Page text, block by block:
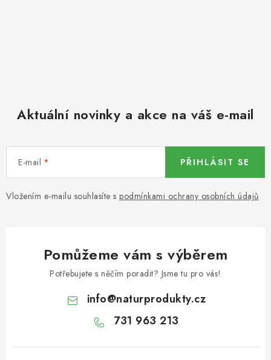
DÁRKOVÉ POUKAZY
OŘECHY NATURAL / MANDLE
OŘECHY NATURAL / KEŠU OŘECHY / KEŠU OŘECHY
CELÉ NATURAL
OŘECHY NATURAL / PODZEMNICE (ARAŠÍDY) /
PODZEMNICE OLEJNÁ BLANŠÍROVANÁ
Aktuální novinky a akce na váš e-mail
E-mail
Vložením e-mailu souhlasíte s podmínkami ochrany osobních údajů
PŘIHLÁSIT SE
Pomůžeme vám s výběrem
Potřebujete s něčím poradit? Jsme tu pro vás!
info@naturprodukty.cz
731 963 213